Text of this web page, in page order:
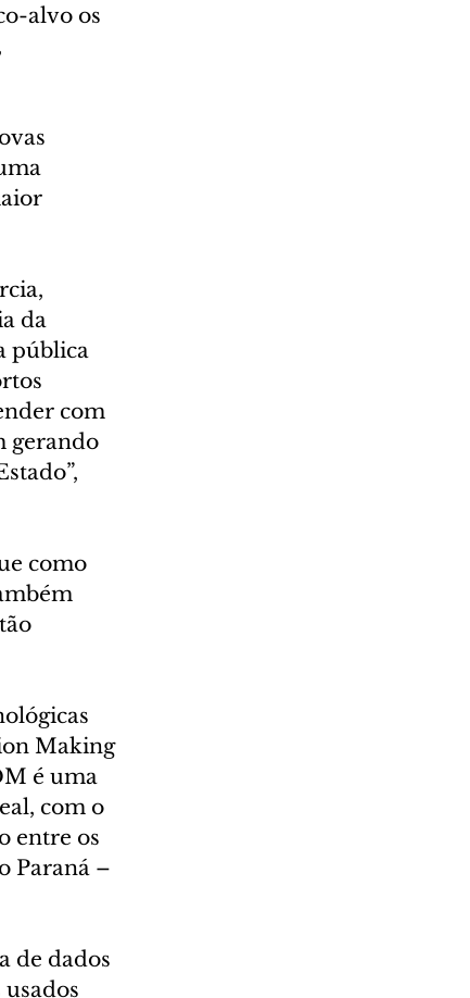
alvo os
da
pública
com
gerando
como
Making
é uma
com o
entre os
Paraná –
de dados